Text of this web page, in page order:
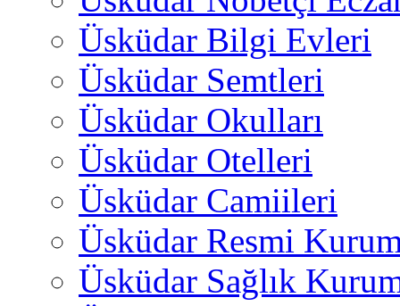
Üsküdar Bilgi Evleri
Üsküdar Semtleri
Üsküdar Okulları
Üsküdar Otelleri
Üsküdar Camiileri
Üsküdar Resmi
Üsküdar Sağlık